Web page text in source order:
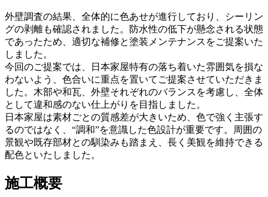
外壁調査の結果、全体的に色あせが進行しており、シーリン
グの剥離も確認されました。防水性の低下が懸念される状態
であったため、適切な補修と塗装メンテナンスをご提案いた
しました。
今回のご提案では、日本家屋特有の落ち着いた雰囲気を損な
わないよう、色合いに重点を置いてご提案させていただきま
した。木部や和瓦、外壁それぞれのバランスを考慮し、全体
として違和感のない仕上がりを目指しました。
日本家屋は素材ごとの質感差が大きいため、色で強く主張す
るのではなく、“調和”を意識した色設計が重要です。周囲の
景観や既存部材との馴染みも踏まえ、長く美観を維持できる
配色といたしました。
施工概要